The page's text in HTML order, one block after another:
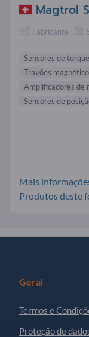
Magtrol
Fabricante
Sensores de torque
Travões
Amplificadores de
Sensores de
Mais
Produtos deste
Geral
Termos e
Proteção de